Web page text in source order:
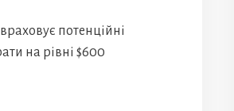
потенційні
на рівні $600